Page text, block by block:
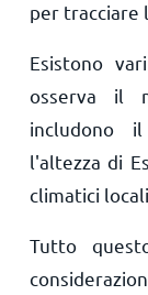
per tracciare
Esistono
osserva il
includono
l'altezza di
climatici
Tutto